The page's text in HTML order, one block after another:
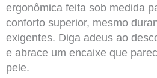
ergonômica feita sob medida
conforto superior, mesmo
exigentes. Diga adeus ao
e abrace um encaixe que
pele.